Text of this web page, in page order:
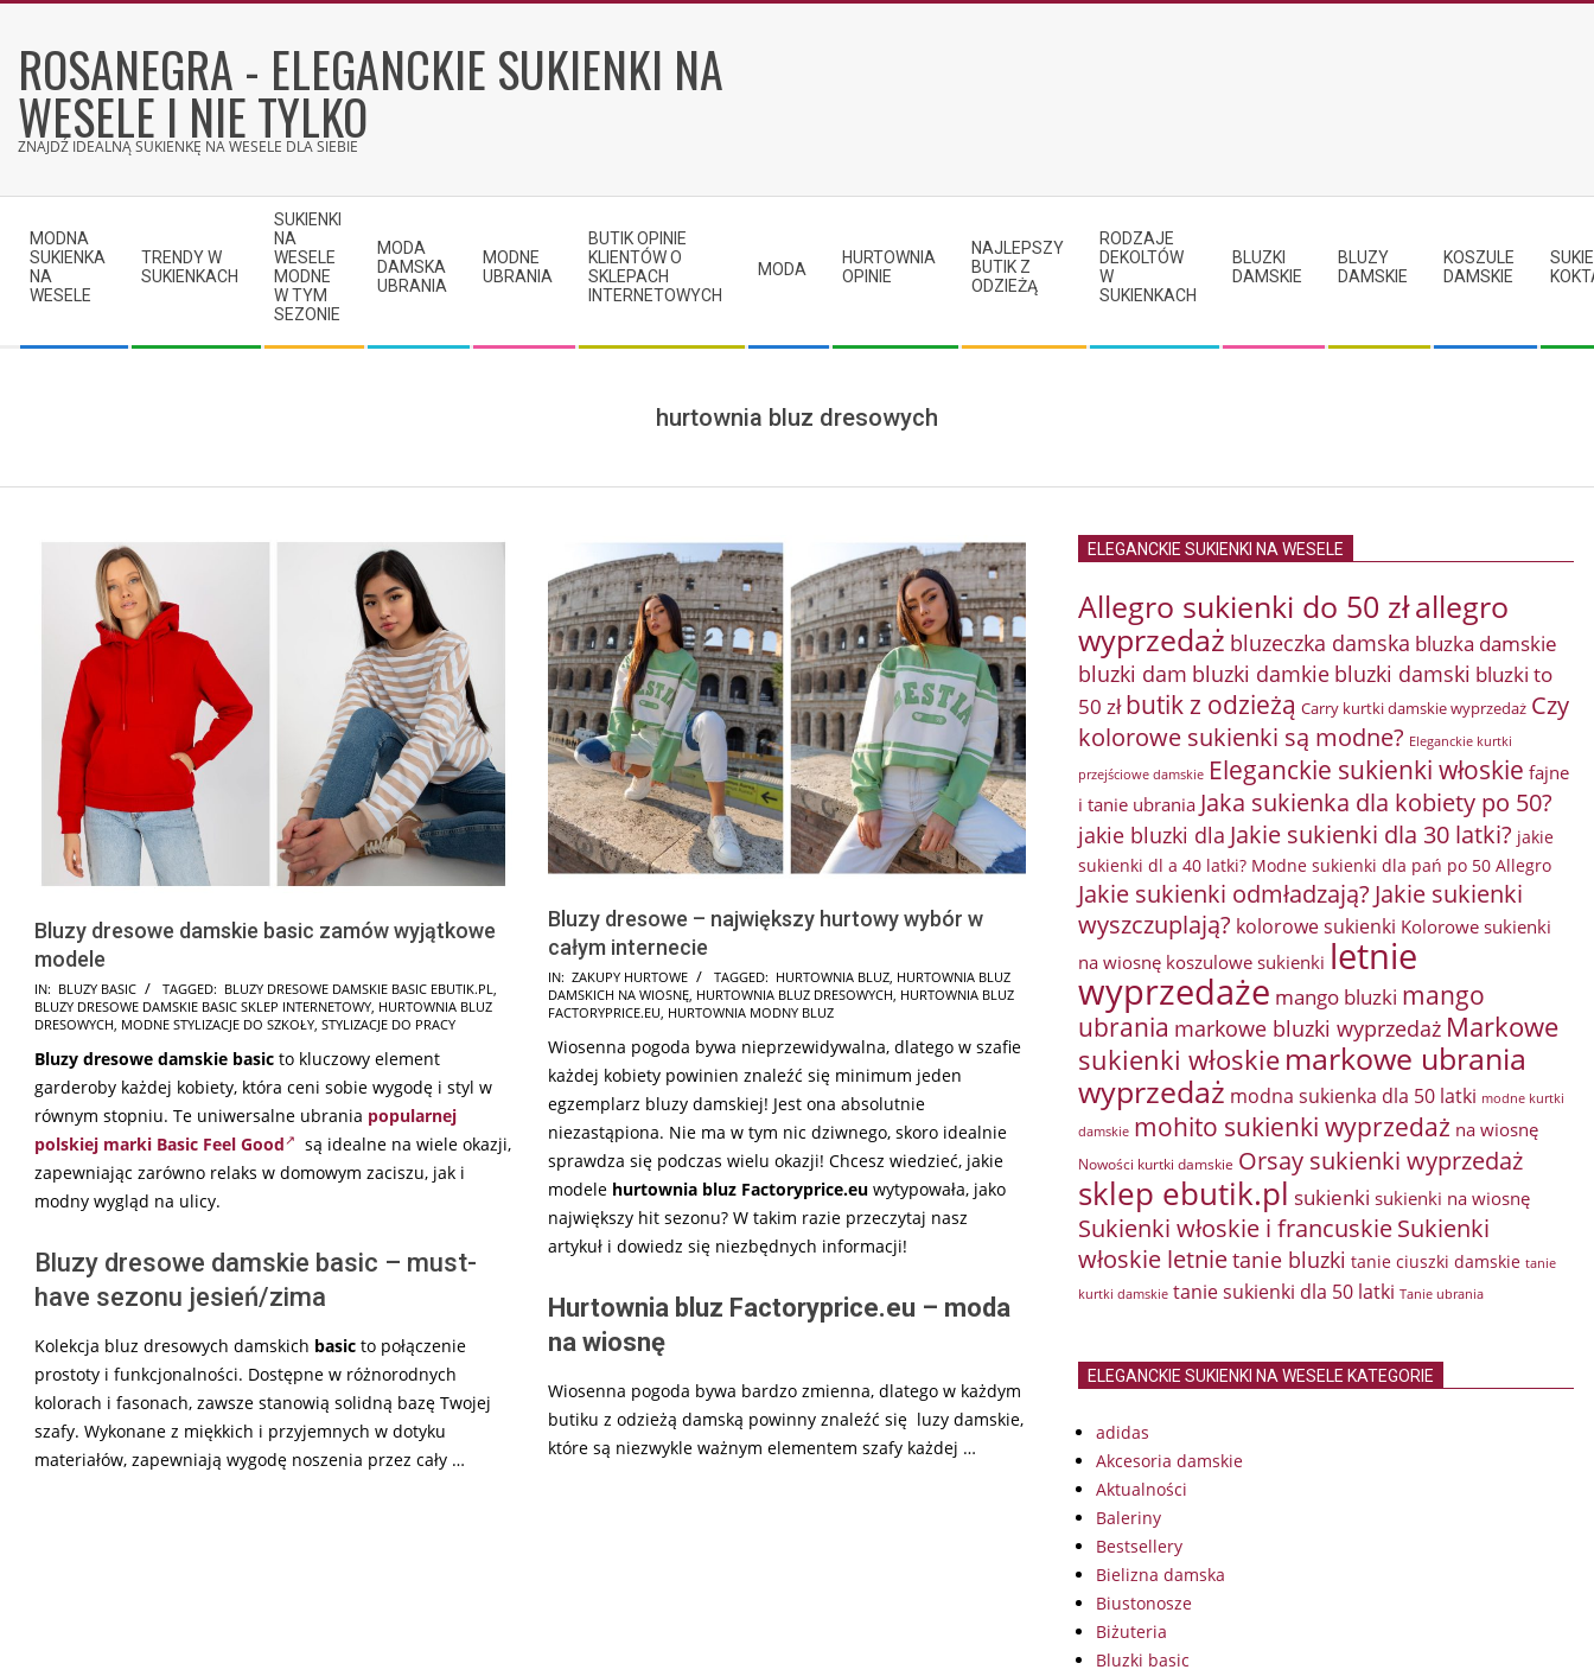
contentROSANEGRA - ELEGANCKIE SUKIENKI NA
WESELE I NIE TYLKO
ZNAJDŹ IDEALNĄ SUKIENKĘ NA WESELE DLA SIEBIE
Navigation
Menu
MODNA
SUKIENKA
NA
WESELE
TRENDY W
SUKIENKACH
SUKIENKI
NA
WESELE
MODNE
W TYM
SEZONIE
MODA
DAMSKA
UBRANIA
MODNE
UBRANIA
BUTIK OPINIE
KLIENTÓW O
SKLEPACH
INTERNETOWYCH
MODA
HURTOWNIA
OPINIE
NAJLEPSZY
BUTIK Z
ODZIEŻĄ
RODZAJE
DEKOLTÓW
W
SUKIENKACH
BLUZKI
DAMSKIE
BLUZY
DAMSKIE
KOSZULE
DAMSKIE
hurtownia bluz dresowych
Bluzy dresowe damskie basic zamów wyjątkowe
modele
2025-
12-
IN: BLUZY BASIC TAGGED: BLUZY DRESOWE DAMSKIE BASIC EBUTIK.PL,
BLUZY DRESOWE DAMSKIE BASIC SKLEP INTERNETOWY, HURTOWNIA BLUZ
DRESOWYCH, MODNE STYLIZACJE DO SZKOŁY, STYLIZACJE DO PRACY
Bluzy dresowe damskie basic to kluczowy element
garderoby każdej kobiety, która ceni sobie wygodę i styl w
równym stopniu. Te uniwersalne ubrania popularnej
polskiej marki Basic Feel Good
są idealne na wiele okazji,
zapewniając zarówno relaks w domowym zaciszu, jak i
modny wygląd na ulicy.
Bluzy dresowe damskie basic – must-
have sezonu jesień/zima
Kolekcja bluz dresowych damskich basic to połączenie
prostoty i funkcjonalności. Dostępne w różnorodnych
kolorach i fasonach, zawsze stanowią solidną bazę Twojej
szafy. Wykonane z miękkich i przyjemnych w dotyku
materiałów, zapewniają wygodę noszenia przez cały …
Bluzy dresowe – największy hurtowy wybór w
całym internecie
2025-
08-
IN: ZAKUPY HURTOWE TAGGED: HURTOWNIA BLUZ, HURTOWNIA BLUZ
DAMSKICH NA WIOSNĘ, HURTOWNIA BLUZ DRESOWYCH, HURTOWNIA BLUZ
FACTORYPRICE.EU, HURTOWNIA MODNY BLUZ
Wiosenna pogoda bywa nieprzewidywalna, dlatego w szafie
każdej kobiety powinien znaleźć się minimum jeden
egzemplarz bluzy damskiej! Jest ona absolutnie
niezastąpiona. Nie ma w tym nic dziwnego, skoro idealnie
sprawdza się podczas wielu okazji! Chcesz wiedzieć, jakie
modele hurtownia bluz Factoryprice.eu wytypowała, jako
największy hit sezonu? W takim razie przeczytaj nasz
artykuł i dowiedz się niezbędnych informacji!
Hurtownia bluz Factoryprice.eu – moda
na wiosnę
Wiosenna pogoda bywa bardzo zmienna, dlatego w każdym
butiku z odzieżą damską powinny znaleźć się luzy damskie,
które są niezwykle ważnym elementem szafy każdej …
ELEGANCKIE SUKIENKI NA WESELE
Allegro sukienki do 50 złallegro
wyprzedaż bluzeczka damska bluzka damskie
bluzki dam bluzki damkie bluzki damski bluzki to
50 zł butik z odzieżą Carry kurtki damskie wyprzedaż Czy
kolorowe sukienki są modne? Eleganckie kurtki
przejściowe damskie Eleganckie sukienki włoskie fajne
i tanie ubrania Jaka sukienka dla kobiety po 50?
jakie bluzki dla Jakie sukienki dla 30 latki? jakie
sukienki dl a 40 latki? Modne sukienki dla pań po 50 Allegro
Jakie sukienki odmładzają? Jakie sukienki
wyszczuplają? kolorowe sukienki Kolorowe sukienki
na wiosnę koszulowe sukienki letnie
wyprzedaże mango bluzki mango
ubrania markowe bluzki wyprzedaż Markowe
sukienki włoskie markowe ubrania
wyprzedaż modna sukienka dla 50 latki modne kurtki
damskie mohito sukienki wyprzedaż na wiosnę
Nowości kurtki damskie Orsay sukienki wyprzedaż
sklep ebutik.pl sukienki sukienki na wiosnę
Sukienki włoskie i francuskieSukienki
włoskie letnietanie bluzki tanie ciuszki damskie tanie
kurtki damskie tanie sukienki dla 50 latki Tanie ubrania
ELEGANCKIE SUKIENKI NA WESELE KATEGORIE
adidas
Akcesoria damskie
Aktualności
Baleriny
Bestsellery
Bielizna damska
Biustonosze
Biżuteria
Bluzki basic